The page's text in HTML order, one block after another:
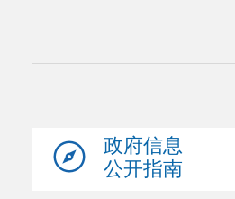
政府信息
公开指南